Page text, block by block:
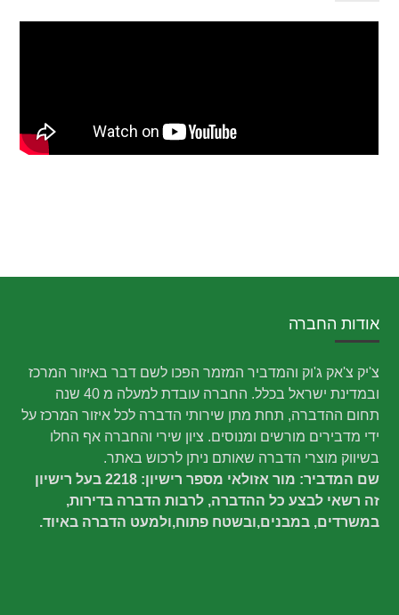
אודות החברה
צ'יק צ'אק ג'וק והמדביר המזמר הפכו לשם דבר באיזור המרכז
ובמדינת ישראל בכלל. החברה עובדת למעלה מ 40 שנה
תחום ההדברה, תחת מתן שירותי הדברה לכל איזור המרכז על
ידי מדבירים מורשים ומנוסים. ציון שירי והחברה אף החלו
בשיווק מוצרי הדברה שאותם ניתן לרכוש באתר.
שם המדביר: מור אזולאי מספר רישיון: 2218 בעל רישיון
זה רשאי לבצע כל ההדברה, לרבות הדברה בדירות,
במשרדים, במבנים,ובשטח פתוח,ולמעט הדברה באיוד.